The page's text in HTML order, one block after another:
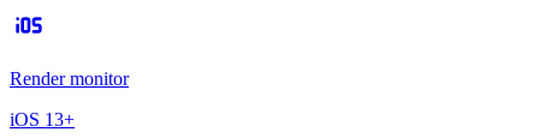
ios
Render monitor
iOS 13+